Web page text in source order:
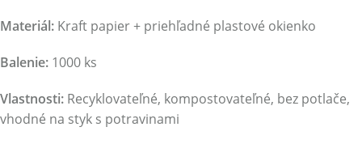
Materiál: Kraft papier + priehľadné plastové okienko
Balenie: 1000 ks
Vlastnosti: Recyklovateľné, kompostovateľné, bez potlače,
vhodné na styk s potravinami